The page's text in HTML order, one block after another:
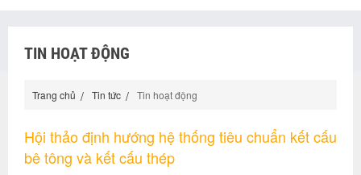
TIN HOẠT ĐỘNG
Trang chủ Tin tức Tin hoạt động
Hội thảo định hướng hệ thống tiêu chuẩn kết cấu
bê tông và kết cấu thép